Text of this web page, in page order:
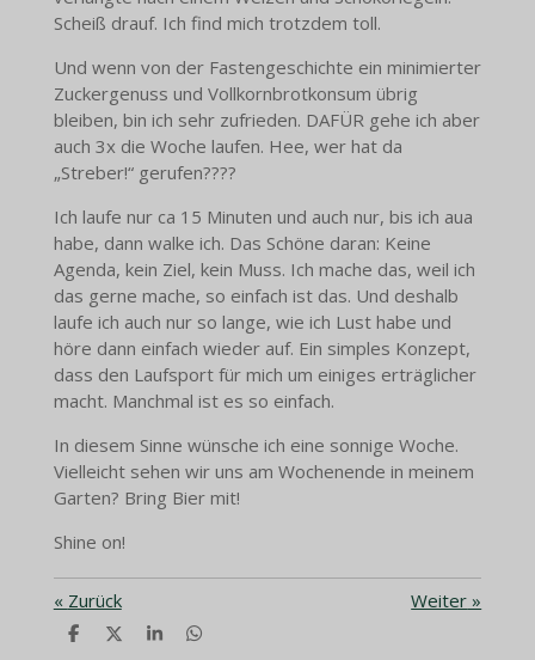
Scheiß drauf. Ich find mich trotzdem toll.
Und wenn von der Fastengeschichte ein minimierter
Zuckergenuss und Vollkornbrotkonsum übrig
bleiben, bin ich sehr zufrieden. DAFÜR gehe ich aber
auch 3x die Woche laufen. Hee, wer hat da
„Streber!“ gerufen????
Ich laufe nur ca 15 Minuten und auch nur, bis ich aua
habe, dann walke ich. Das Schöne daran: Keine
Agenda, kein Ziel, kein Muss. Ich mache das, weil ich
das gerne mache, so einfach ist das. Und deshalb
laufe ich auch nur so lange, wie ich Lust habe und
höre dann einfach wieder auf. Ein simples Konzept,
dass den Laufsport für mich um einiges erträglicher
macht. Manchmal ist es so einfach.
In diesem Sinne wünsche ich eine sonnige Woche.
Vielleicht sehen wir uns am Wochenende in meinem
Garten? Bring Bier mit!
Shine on!
« Zurück Weiter »
T
T
T
T